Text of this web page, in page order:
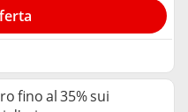
fino al 35% sui